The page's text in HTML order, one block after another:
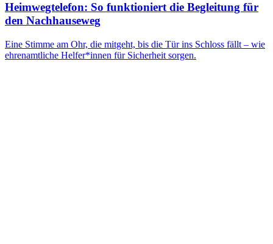
Heimwegtelefon: So funktioniert die Begleitung für
den Nachhauseweg
Eine Stimme am Ohr, die mitgeht, bis die Tür ins Schloss fällt – wie
ehrenamtliche Helfer*innen für Sicherheit sorgen.